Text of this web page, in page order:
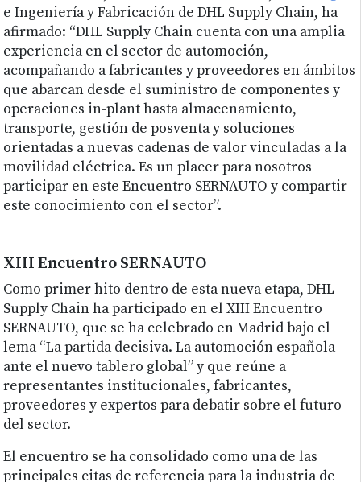
e Ingeniería y Fabricación de DHL Supply Chain, ha
afirmado: “DHL Supply Chain cuenta con una amplia
experiencia en el sector de automoción,
acompañando a fabricantes y proveedores en ámbitos
que abarcan desde el suministro de componentes y
operaciones in-plant hasta almacenamiento,
transporte, gestión de posventa y soluciones
orientadas a nuevas cadenas de valor vinculadas a la
movilidad eléctrica. Es un placer para nosotros
participar en este Encuentro SERNAUTO y compartir
este conocimiento con el sector”.
XIII Encuentro SERNAUTO
Como primer hito dentro de esta nueva etapa, DHL
Supply Chain ha participado en el XIII Encuentro
SERNAUTO, que se ha celebrado en Madrid bajo el
lema “La partida decisiva. La automoción española
ante el nuevo tablero global” y que reúne a
representantes institucionales, fabricantes,
proveedores y expertos para debatir sobre el futuro
del sector.
El encuentro se ha consolidado como una de las
principales citas de referencia para la industria de